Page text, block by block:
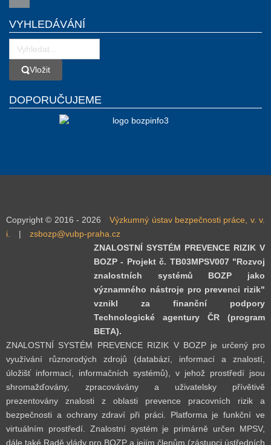
VYHLEDÁVÁNÍ
VložitVložit
DOPORUČUJEME
Copyright © 2016 - 2026
Výzkumný ústav bezpečnosti práce, v. v.
i.
|
zsbozp@vubp-praha.cz
ZNALOSTNÍ SYSTÉM PREVENCE RIZIK V
BOZP - Projekt č. TB03MPSV007 "Rozvoj
znalostních systémů BOZP jako
významného nástroje pro prevenci rizik"
vznikl za finanční podpory
Technologické agentury ČR (program
BETA).
ZNALOSTNÍ SYSTÉM PREVENCE RIZIK V BOZP je určený pro
využívání různorodých zdrojů (databází, informací a znalostí,
úložišť informací, informačních systémů), v jehož prostředí jsou
shromažďovány, zpracovávány a uživatelsky přívětivě
prezentovány znalosti z oblasti prevence pracovních rizik a
bezpečnosti a ochrany zdraví při práci. Platforma je funkční ve
virtuálním prostředí. Znalostní systém je primárně určen MPSV,
dále také Radě vlády pro BOZP a jejím členům (zástupci ústředních